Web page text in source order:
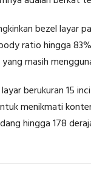
bezel layar
ratio hingga
masih
berukuran 15
menikmati
hingga 178